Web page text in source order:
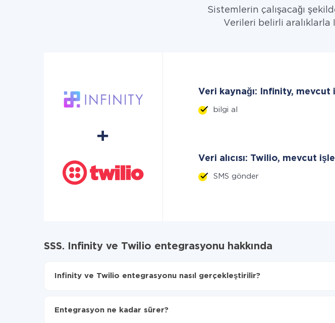
Sistemlerin çalışacağı
Verileri belirli
Veri kaynağı: Infinity, mevcut
bilgi al
Veri alıcısı: Twilio, mevcut
SMS gönder
SSS. Infinity ve Twilio entegrasyonu hakkında
Infinity ve Twilio entegrasyonu nasıl gerçekleştirilir?
Otomatik güncellemeyi aç
Entegrasyon ne kadar sürer?